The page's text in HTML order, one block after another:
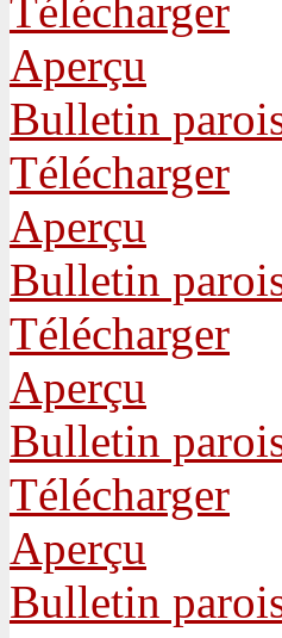
Télécharger
Aperçu
Bulletin
Télécharger
Aperçu
Bulletin
Télécharger
Aperçu
Bulletin
Télécharger
Aperçu
Bulletin